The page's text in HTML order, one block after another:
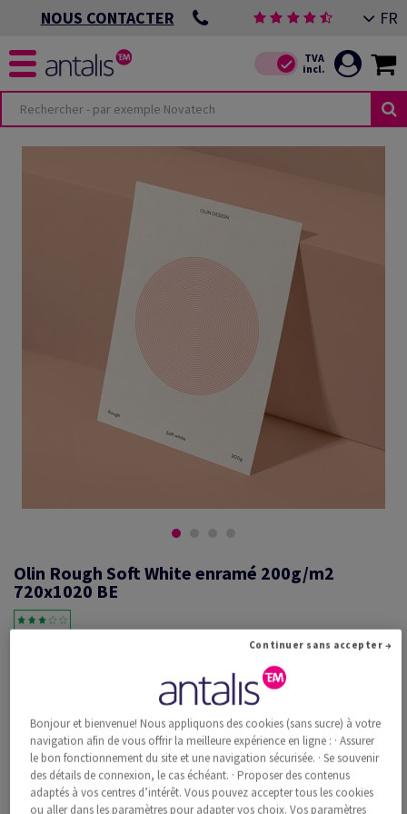
NOUS CONTACTER FR
Olin Rough Soft White enramé 200g/m2
720x1020 BE
Olin, Rough, Soft White, mat, sans bois ECF, 200g/m2, 720mm x
1020mm, B1+, BE, Paquet de 125 feuilles, FSC Mix Credit
Information additionnelle
Recommander ce produit
Prix catalogue TVA incl.
CHF 2'291.61 34.69% Rabais
Bonjour et bienvenue! Nous appliquons des cookies (sans sucre) à votre
navigation afin de vous offrir la meilleure expérience en ligne : · Assurer
le bon fonctionnement du site et une navigation sécurisée. · Se souvenir
des détails de connexion, le cas échéant. · Proposer des contenus
adaptés à vos centres d’intérêt. Vous pouvez accepter tous les cookies
ou aller dans les paramètres pour adapter vos choix. Vos paramètres
Continuer sans accepter →